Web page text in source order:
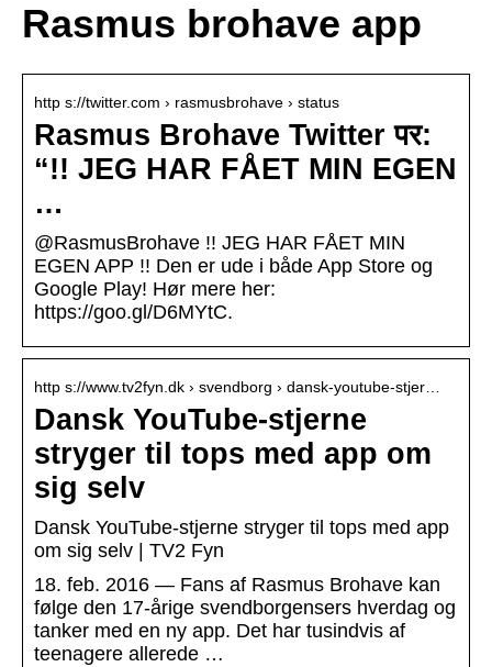
Rasmus brohave app
http s://twitter.com › rasmusbrohave › status
Rasmus Brohave Twitter पर:
“!! JEG HAR FÅET MIN EGEN
…
@RasmusBrohave !! JEG HAR FÅET MIN
EGEN APP !! Den er ude i både App Store og
Google Play! Hør mere her:
https://goo.gl/D6MYtC.
http s://www.tv2fyn.dk › svendborg › dansk-youtube-stjer…
Dansk YouTube-stjerne
stryger til tops med app om
sig selv
Dansk YouTube-stjerne stryger til tops med app
om sig selv | TV2 Fyn
18. feb. 2016 — Fans af Rasmus Brohave kan
følge den 17-årige svendborgensers hverdag og
tanker med en ny app. Det har tusindvis af
teenagere allerede …